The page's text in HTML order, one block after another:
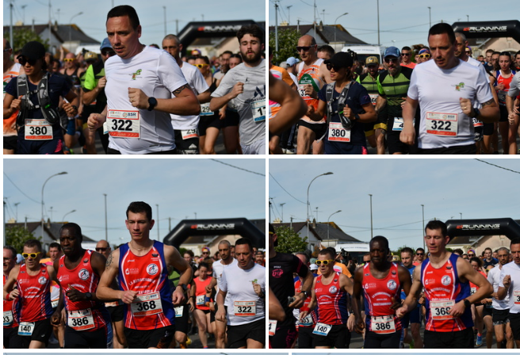
Tournée de Vineuil 2024 © S. Georget (64) Tournée de Vineuil 2024 © S. Georget (63)
Tournée de Vineuil 2024 © S. Georget (60) Tournée de Vineuil 2024 © S. Georget (59)